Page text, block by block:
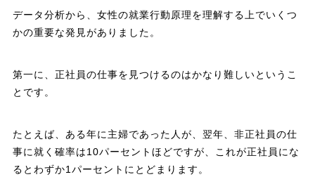
データ分析から、女性の就業行動原理を理解する上でいくつ
かの重要な発見がありました。
第一に、正社員の仕事を見つけるのはかなり難しいというこ
とです。
たとえば、ある年に主婦であった人が、翌年、非正社員の仕
事に就く確率は10パーセントほどですが、これが正社員にな
るとわずか1パーセントにとどまります。